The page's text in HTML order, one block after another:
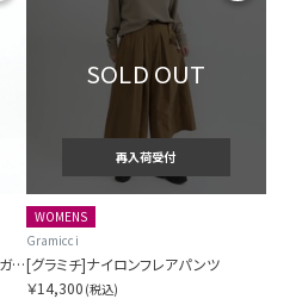
[グラミチ]ウィメンズリネンブレンドガーデンサロペット
SOLD OUT
再入荷受付
WOMENS
Gramicci
[グラミチ]ナイロンフレアパンツ
￥14,300 (税込)